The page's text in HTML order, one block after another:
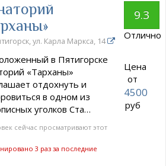
ул. Карла Маркса, 14
в Пятигорске
«Тарханы»
отдохнуть и
в одном из
уголков Ста…
сейчас просматривают этот
3 раз за последние
9.3
Отлично
Цена
от
4500
руб